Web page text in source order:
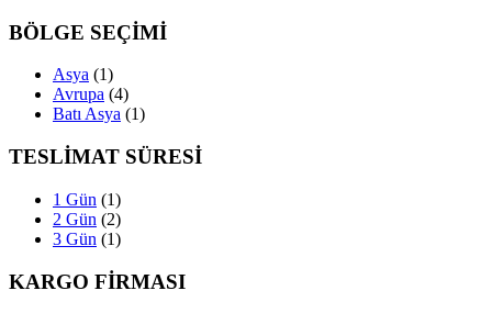
BÖLGE SEÇİMİ
Asya (1)
Avrupa (4)
Batı Asya (1)
TESLİMAT SÜRESİ
1 Gün (1)
2 Gün (2)
3 Gün (1)
KARGO FİRMASI